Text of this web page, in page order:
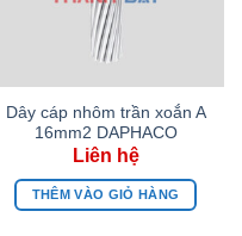
Dây cáp nhôm trần xoắn A
16mm2 DAPHACO
THÊM VÀO GIỎ HÀNG